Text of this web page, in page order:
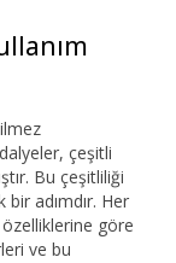
çeşitli
Bu çeşitliliği
adımdır. Her
göre
ve bu